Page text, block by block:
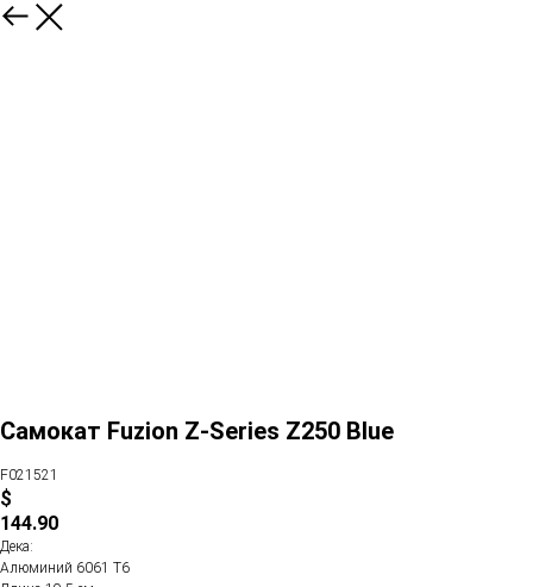
Самокат Fuzion Z-Series Z250 Blue
F021521
$
144.90
Дека:
Алюминий 6061 Т6